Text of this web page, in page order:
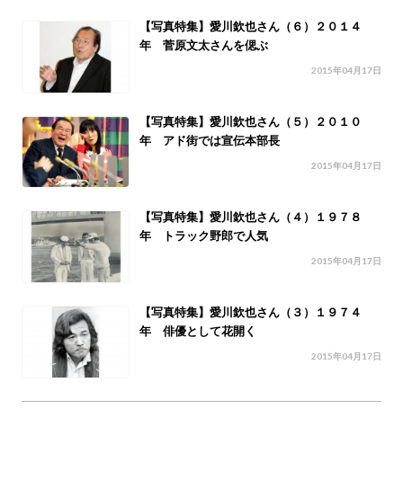
【写真特集】愛川欽也さん（６）２０１４
年 菅原文太さんを偲ぶ
2015年04月17日
【写真特集】愛川欽也さん（５）２０１０
年 アド街では宣伝本部長
2015年04月17日
【写真特集】愛川欽也さん（４）１９７８
年 トラック野郎で人気
2015年04月17日
【写真特集】愛川欽也さん（３）１９７４
年 俳優として花開く
2015年04月17日